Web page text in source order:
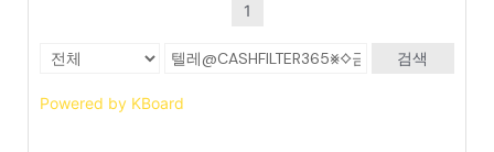
1
검색
Powered by KBoard